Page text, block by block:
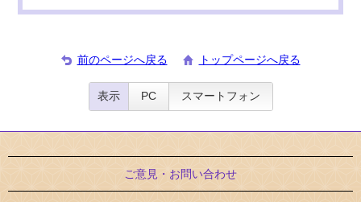
前のページへ戻る トップページへ戻る
表示 PC スマートフォン
ご意見・お問い合わせ